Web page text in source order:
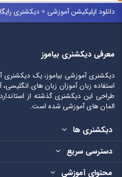
دانلود اپلیکیشن آموزشی + دیکشنری
معرفی دیکشنری بیاموز
دیکشنری آموزشی بیاموز، یک دیکشنری
استفاده زبان آموزان زبان های
طراحی این دیکشنری گذشته از
المان های آموزشی شده است.
دیکشنری ها
دسترسی سریع
محتوای آموزشی